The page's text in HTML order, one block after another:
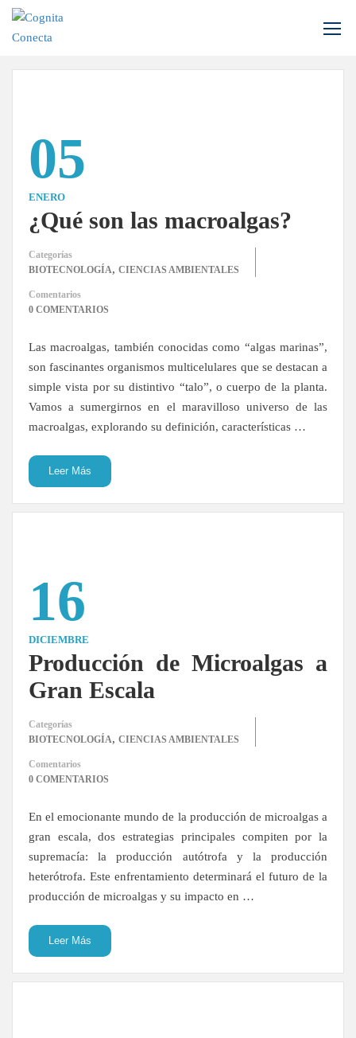
Inicio Ciencias Ambientales
05
ENERO
¿Qué son las macroalgas?
Categorías
BIOTECNOLOGÍA, CIENCIAS AMBIENTALES
Comentarios
0 COMENTARIOS
Las macroalgas, también conocidas como “algas marinas”,
son fascinantes organismos multicelulares que se destacan a
simple vista por su distintivo “talo”, o cuerpo de la planta.
Vamos a sumergirnos en el maravilloso universo de las
macroalgas, explorando su definición, características …
Leer Más
16
DICIEMBRE
Producción de Microalgas a
Gran Escala
Categorías
BIOTECNOLOGÍA, CIENCIAS AMBIENTALES
Comentarios
0 COMENTARIOS
En el emocionante mundo de la producción de microalgas a
gran escala, dos estrategias principales compiten por la
supremacía: la producción autótrofa y la producción
heterótrofa. Este enfrentamiento determinará el futuro de la
producción de microalgas y su impacto en …
Leer Más